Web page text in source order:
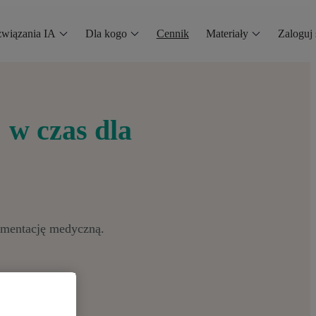
IA Dla kogo Cennik Materiały Zaloguj
w czas dla
medyczną.